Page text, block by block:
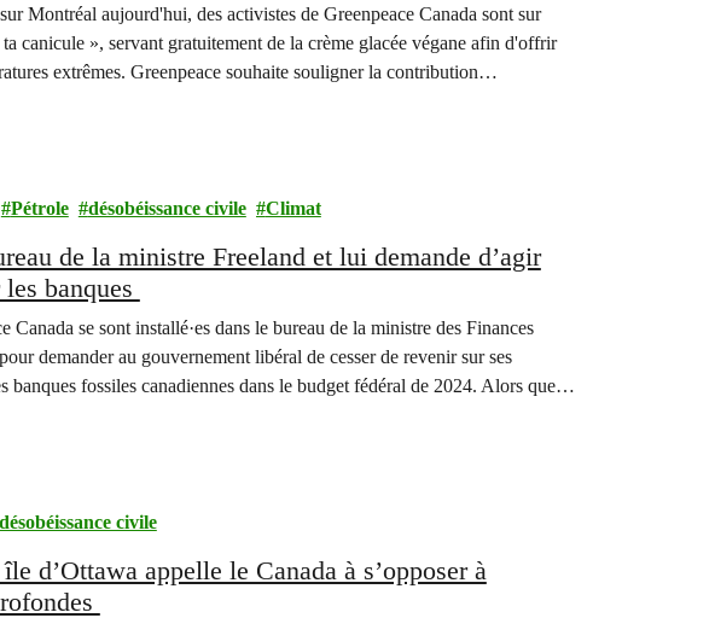
Montréal aujourd'hui, des activistes de Greenpeace Canada sont sur
canicule », servant gratuitement de la crème glacée végane afin d'offrir
extrêmes. Greenpeace souhaite souligner la contribution
à…
Pétrole désobéissance civile Climat
de la ministre Freeland et lui demande d’agir
banques
Canada se sont installé·es dans le bureau de la ministre des Finances
demander au gouvernement libéral de cesser de revenir sur ses
banques fossiles canadiennes dans le budget fédéral de 2024. Alors que
civile
d’Ottawa appelle le Canada à s’opposer à